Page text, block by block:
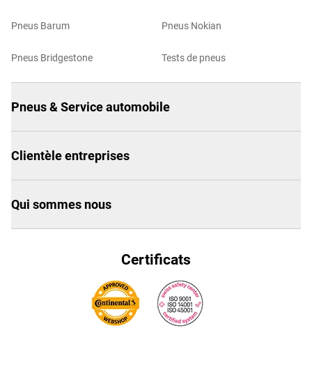
Pneus Barum
Pneus Bridgestone
Pneus Nokian
Tests de pneus
Pneus & Service automobile
Clientèle entreprises
Qui sommes nous
Certificats